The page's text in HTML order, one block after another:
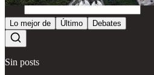
Lo mejor de Último Debates
Sin posts